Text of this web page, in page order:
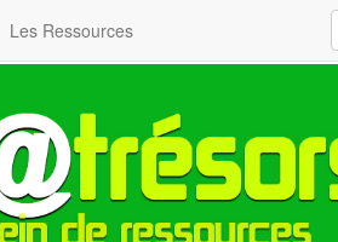
Les Ressources